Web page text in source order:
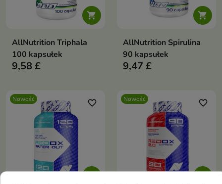

AllNutrition Triphala
100 kapsułek
9,58 £

AllNutrition Spirulina
90 kapsułek
9,47 £
Nowość favorite_border Nowość favorite_border